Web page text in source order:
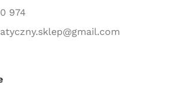
974